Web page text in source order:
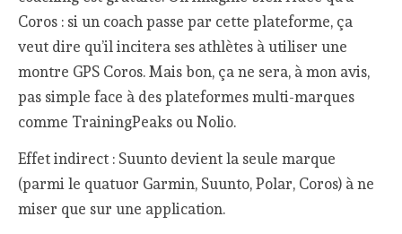
Coros : si un coach passe par cette plateforme, ça
veut dire qu’il incitera ses athlètes à utiliser une
montre GPS Coros. Mais bon, ça ne sera, à mon avis,
pas simple face à des plateformes multi-marques
comme TrainingPeaks ou Nolio.
Effet indirect : Suunto devient la seule marque
(parmi le quatuor Garmin, Suunto, Polar, Coros) à ne
miser que sur une application.